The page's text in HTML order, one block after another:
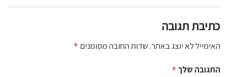
כתיבת תגובה
האימייל לא יוצג באתר.שדות החובה מסומנים *
התגובה שלך *